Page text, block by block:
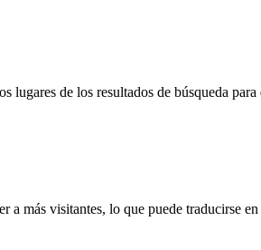
lugares de los resultados de búsqueda
a más visitantes, lo que puede traducirse